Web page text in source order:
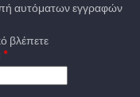
αυτόματων εγγραφών
βλέπετε